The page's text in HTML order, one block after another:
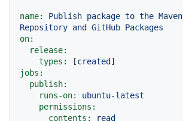
name: Publish package to the Maven
Repository and GitHub Packages
on:
release:
types:
[created
jobs:
publish:
runs-on:
ubuntu-latest
permissions:
contents:
read